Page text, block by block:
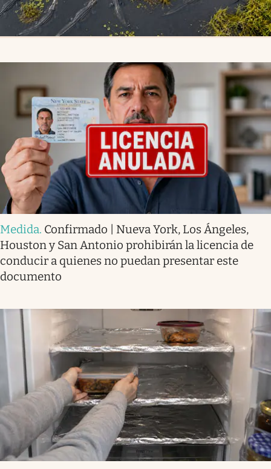
Medida. Confirmado | Nueva York, Los Ángeles,
Houston y San Antonio prohibirán la licencia de
conducir a quienes no puedan presentar este
documento